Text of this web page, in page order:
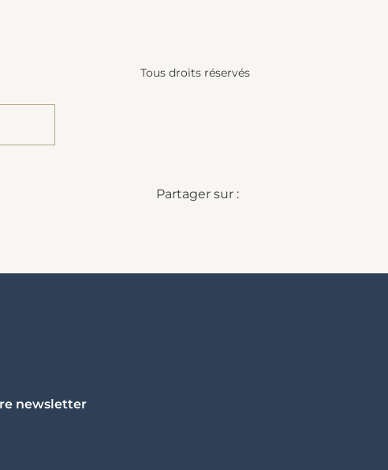
Tous droits réservés
Partager sur :
newsletter